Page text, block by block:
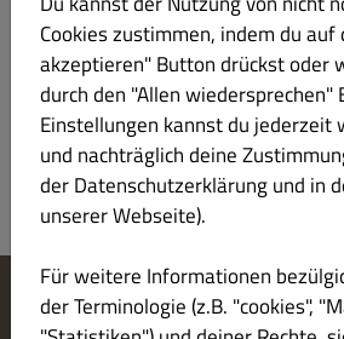
SENDEN
Cookie-Einstellungen ändern
Cookies zustimmen, indem du auf
akzeptieren" Button drückst oder
durch den "Allen wiedersprechen"
Einstellungen kannst du jederzeit
und nachträglich deine
der Datenschutzerklärung und in
unserer Webseite).
Für weitere Informationen
der Terminologie (z.B. "cookies",